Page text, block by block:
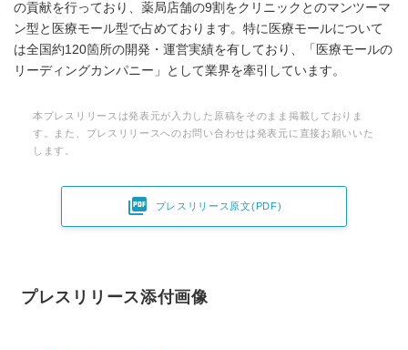
の貢献を行っており、薬局店舗の9割をクリニックとのマンツーマ
ン型と医療モール型で占めております。特に医療モールについて
は全国約120箇所の開発・運営実績を有しており、「医療モールの
リーディングカンパニー」として業界を牽引しています。
本プレスリリースは発表元が入力した原稿をそのまま掲載しておりま
す。また、プレスリリースへのお問い合わせは発表元に直接お願いいた
します。
 プレスリリース原文(PDF)
プレスリリース添付画像